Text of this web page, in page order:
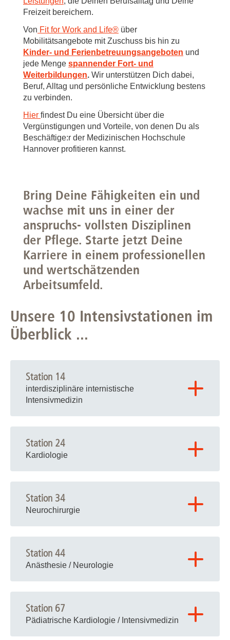
Freizeit bereichern.
Von Fit for Work and Life® über
Mobilitätsangebote mit Zuschuss bis hin zu
Kinder- und Ferienbetreuungsangeboten und
jede Menge spannender Fort- und
Weiterbildungen. Wir unterstützen Dich dabei,
Beruf, Alltag und persönliche Entwicklung bestens
zu verbinden.
Hier findest Du eine Übersicht über die
Vergünstigungen und Vorteile, von denen Du als
Beschäftige:r der Medizinischen Hochschule
Hannover profitieren kannst.
Bring Deine Fähigkeiten ein und
wachse mit uns in einer der
anspruchs- vollsten Disziplinen
der Pflege. Starte jetzt Deine
Karriere in einem professionellen
und wertschätzenden
Arbeitsumfeld.
Unsere 10 Intensivstationen im
Überblick ...
Station 14
interdisziplinäre internistische
Intensivmedizin
Station 24
Kardiologie
Station 34
Neurochirurgie
Station 44
Anästhesie / Neurologie
Station 67
Pädiatrische Kardiologie / Intensivmedizin